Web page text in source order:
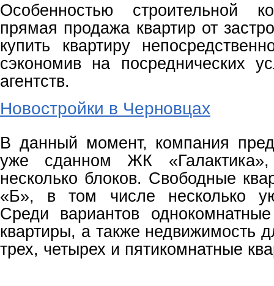
Особенностью строительной
прямая продажа квартир от
купить квартиру
сэкономив на посреднических
агентств.
Новостройки в Черновцах
В данный момент, компания
уже сданном ЖК
несколько блоков. Свободные
«Б», в том числе несколько
Среди вариантов
квартиры, а также недвижимость
трех, четырех и пятикомнатные